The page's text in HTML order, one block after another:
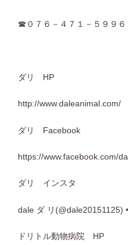
☎０７６－４７１－５９９６
ダリ HP
http://www.daleanimal.com/
ダリ Facebook
https://www.facebook.com/
ダリ インスタ
dale ダ リ(@dale20151125)
ドリトル動物病院 HP